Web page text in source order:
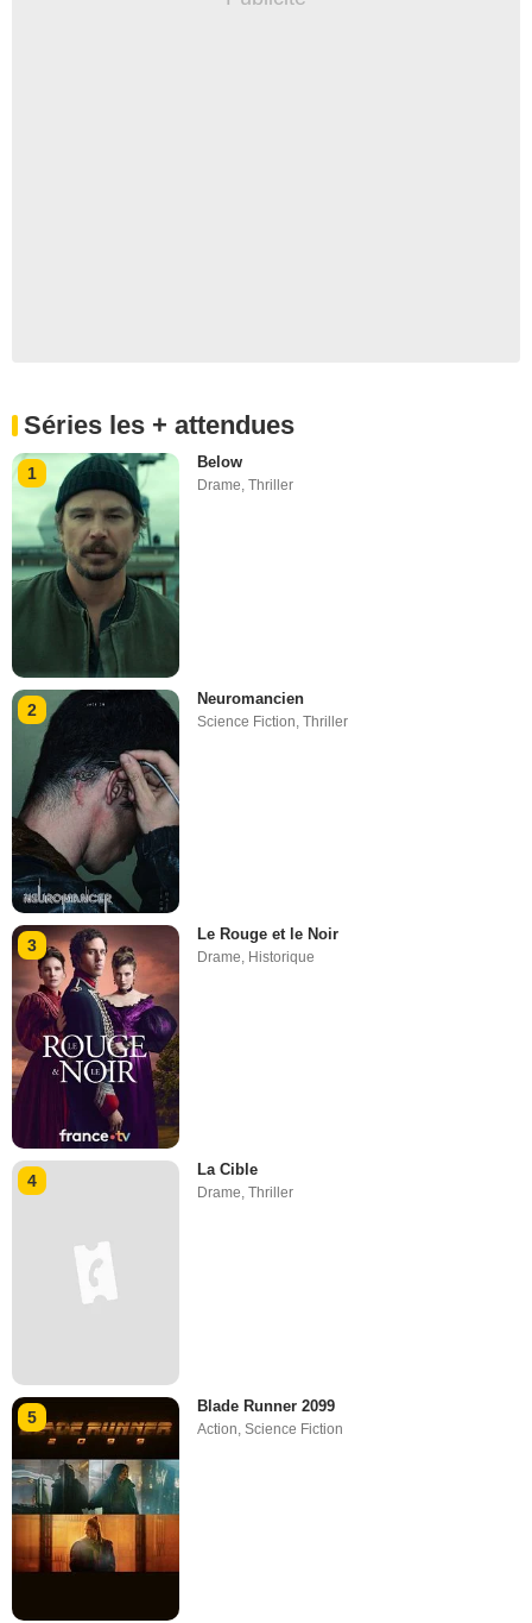
Séries les + attendues
1
Below
Drame,Thriller
2
Neuromancien
Science Fiction ,Thriller
3
Le Rouge et le Noir
Drame, Historique
4
La Cible
Drame,Thriller
5
Blade Runner 2099
Action ,Science Fiction